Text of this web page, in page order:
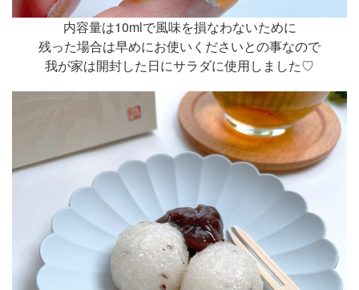
内容量は10mlで風味を損なわないために
残った場合は早めにお使いくださいとの事なので
我が家は開封した日にサラダに使用しました♡